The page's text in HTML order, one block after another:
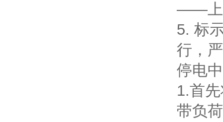
——上
5. 标
行，
停电
1.首
带负